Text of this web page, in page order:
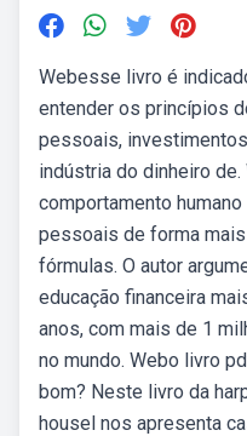
Webesse livro é
entender os princípios
pessoais,
indústria do dinheiro
comportamento
pessoais de forma
fórmulas. O autor
educação financeira
anos, com mais de 1
no mundo. Webo livro
bom? Neste livro da
housel nos apresenta